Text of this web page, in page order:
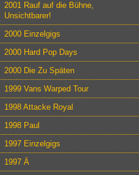
2001 Rauf auf die Bühne,
Unsichtbarer!
2000 Einzelgigs
2000 Hard Pop Days
2000 Die Zu Späten
1999 Vans Warped Tour
1998 Attacke Royal
1998 Paul
1997 Einzelgigs
1997 Ä